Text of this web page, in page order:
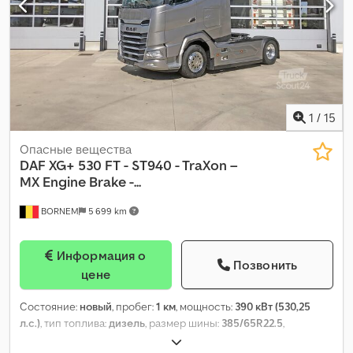
1 / 15
BORNEM 5 699 km
Опасные вещества
DAF XG+ 530 FT - ST940 - TraXon –
MX Engine Brake -...
цене
Позвонить
Состояние: новый, пробег:1 км, мощность: 390 кВт (530,25
л.с.), тип топлива:дизель, размер шины: 385/65R22.5,
, колесная база: